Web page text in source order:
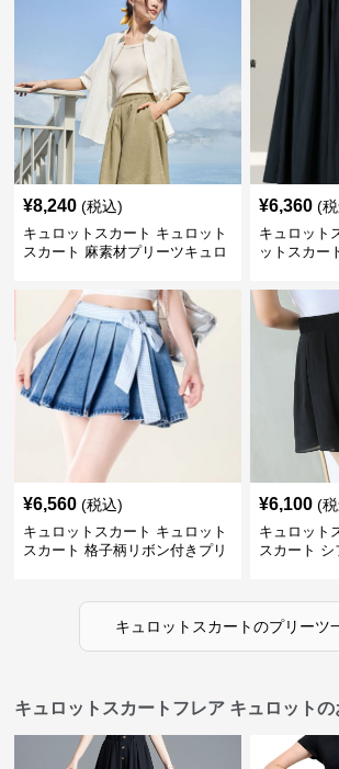
¥8,240 (税込)
キュロットスカート キュロット
スカート 麻素材プリーツキュロ
¥6,360 (
キュロット
ットスカー
¥6,560 (税込)
キュロットスカート キュロット
スカート 格子柄リボン付きプリ
¥6,100 (
キュロット
スカート シ
キュロットスカートのプリーツ
キュロットスカートフレア キュロット